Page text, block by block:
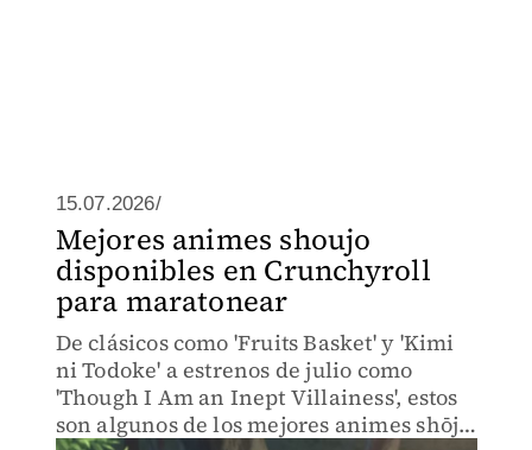
15.07.2026/
Mejores animes shoujo
disponibles en Crunchyroll
para maratonear
De clásicos como 'Fruits Basket' y 'Kimi
ni Todoke' a estrenos de julio como
'Though I Am an Inept Villainess', estos
son algunos de los mejores animes shōjo